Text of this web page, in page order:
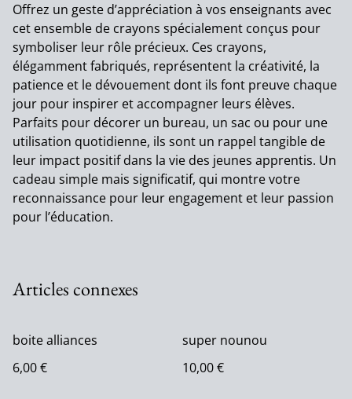
Offrez un geste d’appréciation à vos enseignants avec
cet ensemble de crayons spécialement conçus pour
symboliser leur rôle précieux. Ces crayons,
élégamment fabriqués, représentent la créativité, la
patience et le dévouement dont ils font preuve chaque
jour pour inspirer et accompagner leurs élèves.
Parfaits pour décorer un bureau, un sac ou pour une
utilisation quotidienne, ils sont un rappel tangible de
leur impact positif dans la vie des jeunes apprentis. Un
cadeau simple mais significatif, qui montre votre
reconnaissance pour leur engagement et leur passion
pour l’éducation.
Articles connexes
boite alliances
6,00 €
super nounou
10,00 €